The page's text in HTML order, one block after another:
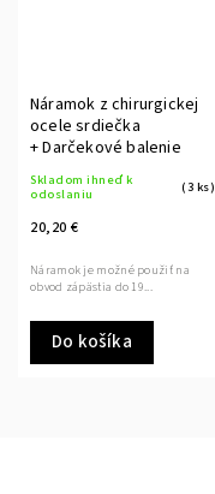
Náramok z chirurgickej
ocele srdiečka
+ Darčekové balenie
Skladom ihneď k
odoslaniu
(3 ks)
20,20 €
Do košíka
Náramok je možné použiť na
obvod zápästia do 19...